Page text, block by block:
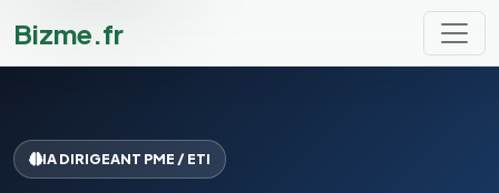
Bizme.fr
IA DIRIGEANT PME / ETI